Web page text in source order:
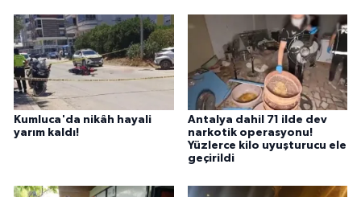
Kumluca'da nikâh hayali
yarım kaldı!
Antalya dahil 71 ilde dev
narkotik operasyonu!
Yüzlerce kilo uyuşturucu ele
geçirildi